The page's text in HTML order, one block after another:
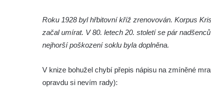
Kříž na rozcestí u domu čp. 283 v Dolním
Podluží
Görnerův kříž u silnice č. 264 v Dolním
Kříž u domu čp. 155 v Chřibské
Údajný kříž u domu čp. 283 ve Chřibské
Roku 1928 byl hřbitovní kříž zrenovován. Korpus
začal umírat. V 80. letech 20. století se pár
nejhorší poškození soklu byla doplněna.
V knize bohužel chybí přepis nápisu na zmíněné
opravdu si nevím rady):